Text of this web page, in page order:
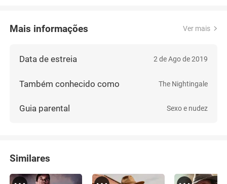
Mais informações Ver mais
Data de estreia 2 de Ago de 2019
Também conhecido como The Nightingale
Guia parental Sexo e nudez
Similares